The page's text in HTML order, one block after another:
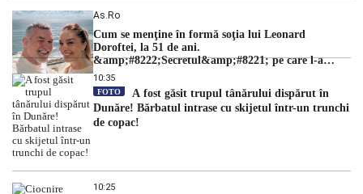
As.ro
Cum se menţine în formă soţia lui Leonard
Doroftei, la 51 de ani.
&amp;#8222;Secretul&amp;#8221; pe care l-a
dezvăluit
10:35
FOTO
A fost găsit trupul tânărului dispărut în
Dunăre! Bărbatul intrase cu skijetul într-un trunchi
de copac!
10:25